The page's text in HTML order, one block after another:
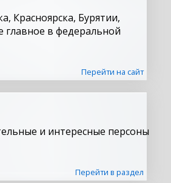
Красноярска, Бурятии,
главное в федеральной
Перейти на сайт
и интересные персоны
Перейти в раздел